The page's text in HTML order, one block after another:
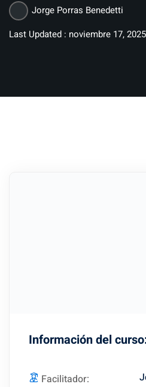
Jorge Porras Benedetti
Last Updated : noviembre 17, 2025
Información del
Facilitador: